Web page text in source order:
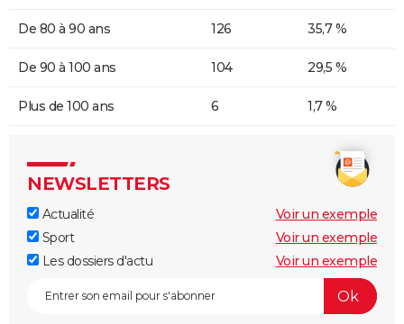
De 80 à 90 ans 126 35,7 %
De 90 à 100 ans 104 29,5 %
Plus de 100 ans 6 1,7 %
NEWSLETTERS
Actualité
Voir un exemple
Sport
Voir un exemple
Les dossiers d'actu
Voir un exemple